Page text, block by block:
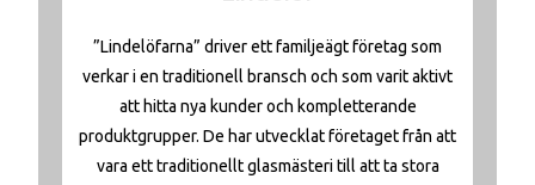
”Lindelöfarna” driver ett familjeägt företag som
verkar i en traditionell bransch och som varit aktivt
att hitta nya kunder och kompletterande
produktgrupper. De har utvecklat företaget från att
vara ett traditionellt glasmästeri till att ta stora